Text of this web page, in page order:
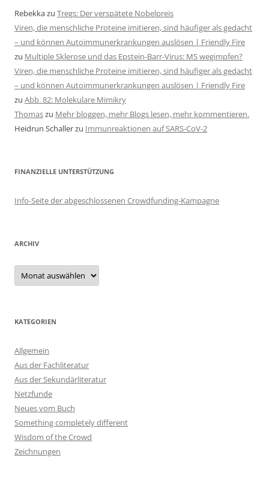
Rebekkazu Tregs: Der verspätete Nobelpreis
Viren, die menschliche Proteine imitieren, sind häufiger als gedacht
– und können Autoimmunerkrankungen auslösen | Friendly Fire
zu Multiple Sklerose und das Epstein-Barr-Virus: MS wegimpfen?
Viren, die menschliche Proteine imitieren, sind häufiger als gedacht
– und können Autoimmunerkrankungen auslösen | Friendly Fire
zu Abb. 82: Molekulare Mimikry
Thomaszu Mehr bloggen, mehr Blogs lesen, mehr kommentieren.
Heidrun Schallerzu Immunreaktionen auf SARS-CoV-2
FINANZIELLE UNTERSTÜTZUNG
Info-Seite der abgeschlossenen Crowdfunding-Kampagne
ARCHIV
Archiv
KATEGORIEN
Allgemein
Aus der Fachliteratur
Aus der Sekundärliteratur
Netzfunde
Neues vom Buch
Something completely different
Wisdom of the Crowd
Zeichnungen